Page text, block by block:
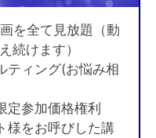
を全て見放題（動
続けます）
ティング(お悩み相
定参加価格権利
様をお呼びした講